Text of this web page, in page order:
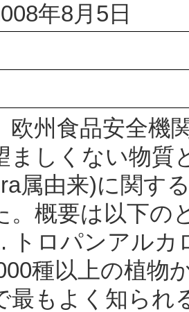
年8月5日
欧州食品安全機
ましくない物質
属由来)に関す
。概要は以下の
トロパンアルカ
種以上の植物
最もよく知られ